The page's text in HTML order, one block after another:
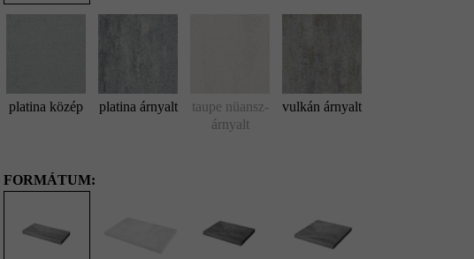
platina közép platina árnyalt
taupe nüansz-
árnyalt
vulkán árnyalt
FORMÁTUM: